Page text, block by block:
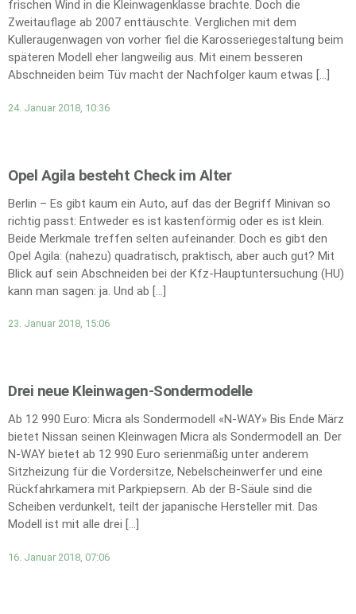
frischen Wind in die Kleinwagenklasse brachte. Doch die
Zweitauflage ab 2007 enttäuschte. Verglichen mit dem
Kulleraugenwagen von vorher fiel die Karosseriegestaltung beim
späteren Modell eher langweilig aus. Mit einem besseren
Abschneiden beim Tüv macht der Nachfolger kaum etwas […]
24. Januar 2018, 10:36
Opel Agila besteht Check im Alter
Berlin – Es gibt kaum ein Auto, auf das der Begriff Minivan so
richtig passt: Entweder es ist kastenförmig oder es ist klein.
Beide Merkmale treffen selten aufeinander. Doch es gibt den
Opel Agila: (nahezu) quadratisch, praktisch, aber auch gut? Mit
Blick auf sein Abschneiden bei der Kfz-Hauptuntersuchung (HU)
kann man sagen: ja. Und ab […]
23. Januar 2018, 15:06
Drei neue Kleinwagen-Sondermodelle
Ab 12 990 Euro: Micra als Sondermodell «N-WAY» Bis Ende März
bietet Nissan seinen Kleinwagen Micra als Sondermodell an. Der
N-WAY bietet ab 12 990 Euro serienmäßig unter anderem
Sitzheizung für die Vordersitze, Nebelscheinwerfer und eine
Rückfahrkamera mit Parkpiepsern. Ab der B-Säule sind die
Scheiben verdunkelt, teilt der japanische Hersteller mit. Das
Modell ist mit alle drei […]
16. Januar 2018, 07:06